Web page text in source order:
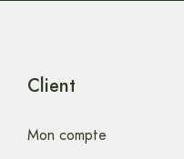
Client
Mon compte